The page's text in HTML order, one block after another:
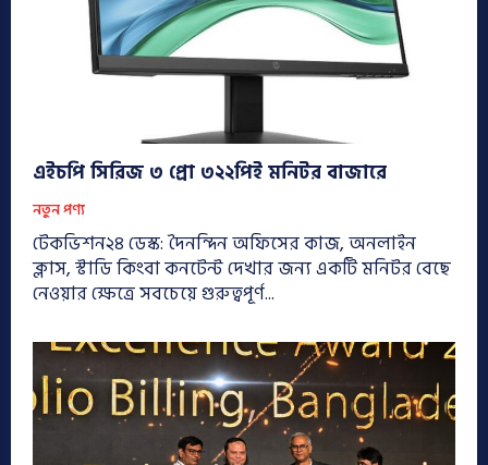
এইচপি সিরিজ ৩ প্রো ৩২২পিই মনিটর বাজারে
নতুন পণ্য
টেকভিশন২৪ ডেস্ক: দৈনন্দিন অফিসের কাজ, অনলাইন
ক্লাস, স্টাডি কিংবা কনটেন্ট দেখার জন্য একটি মনিটর বেছে
নেওয়ার ক্ষেত্রে সবচেয়ে গুরুত্বপূর্ণ...